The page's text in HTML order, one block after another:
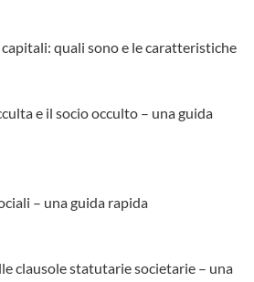
capitali: quali sono e le caratteristiche
e il socio occulto – una guida
– una guida rapida
clausole statutarie societarie – una